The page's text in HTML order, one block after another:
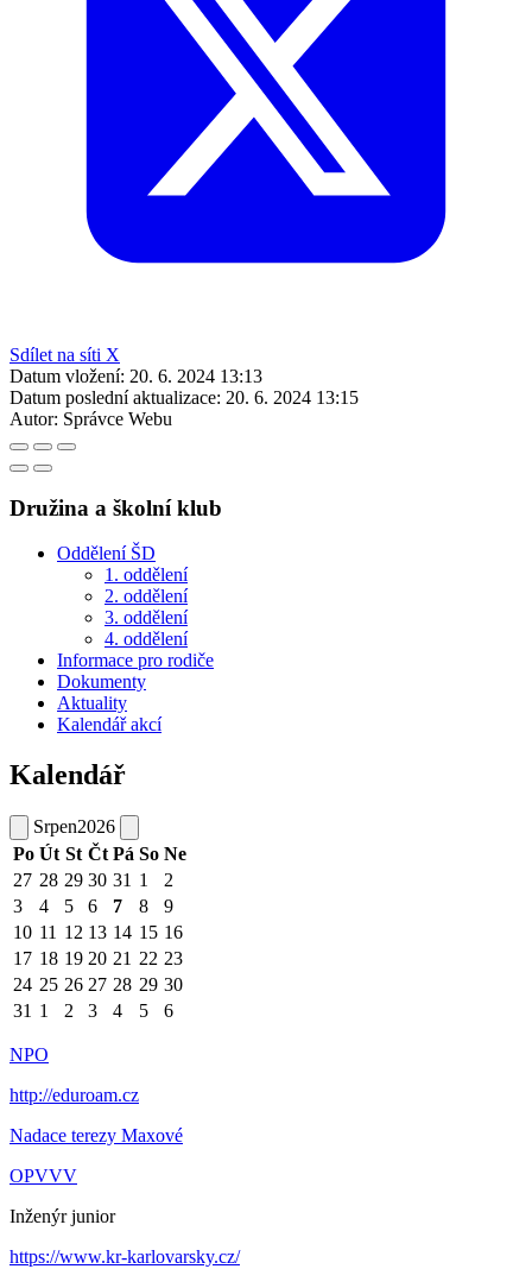
Sdílet na síti X
Datum vložení: 20. 6. 2024 13:13
Datum poslední aktualizace: 20. 6. 2024 13:15
Autor: Správce Webu
Družina a školní klub
Oddělení ŠD
1. oddělení
2. oddělení
3. oddělení
4. oddělení
Informace pro rodiče
Dokumenty
Aktuality
Kalendář akcí
Kalendář
Srpen2026
Po Út St Čt Pá So Ne
27 28 29 30 31 1
2
3
4 5 6 7 8
9
10 11 12 13 14 15 16
17 18 19 20 21 22 23
24 25 26 27 28 29 30
31 1 2 3 4 5 6
NPO
http://eduroam.cz
Nadace terezy Maxové
OPVVV
Inženýr junior
https://www.kr-karlovarsky.cz/